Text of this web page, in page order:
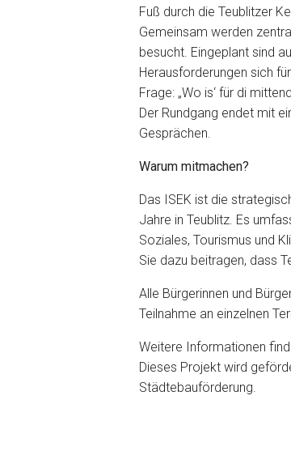
Fuß durch die Teublitzer
Gemeinsam werden
besucht. Eingeplant sind
Herausforderungen sich
Frage: „Wo is‘ für di
Der Rundgang endet mit
Gesprächen.
Warum mitmachen?
Das ISEK ist die
Jahre in Teublitz. Es
Soziales, Tourismus und
Sie dazu beitragen, dass
Alle Bürgerinnen und
Teilnahme an einzelnen
Weitere Informationen
Dieses Projekt wird
Städtebauförderung.